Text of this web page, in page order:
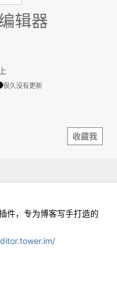
辑器
很久没有更新
收藏我
件，专为博客写手打造的